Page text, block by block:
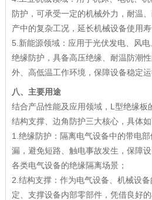
防护，可承受一定的机械外力，耐温
产中的复杂工况，延长机械设备使用寿
5.新能源领域：应用于光伏发电、风
绝缘防护，具备高压绝缘、耐温防潮
外、高低温工作环境，保障设备稳定运
八、主要用途
结合产品性能及应用领域，L型绝缘板
结构支撑、边角防护三大核心，具体如
1.绝缘防护：隔离电气设备中的带电
漏，避免短路、触电事故发生，保障
各类电气设备的绝缘隔离场景；
2.结构支撑：作为电气设备、机械设
定、支撑设备内部零部件，凭借良好